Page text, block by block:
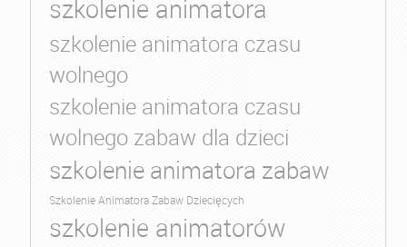
szkolenie animatora
szkolenie animatora czasu
wolnego
szkolenie animatora czasu
wolnego zabaw dla dzieci
szkolenie animatora zabaw
Szkolenie Animatora Zabaw Dziecięcych
szkolenie animatorów